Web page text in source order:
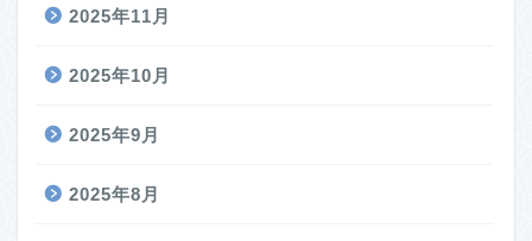
2025年11月
2025年10月
2025年9月
2025年8月